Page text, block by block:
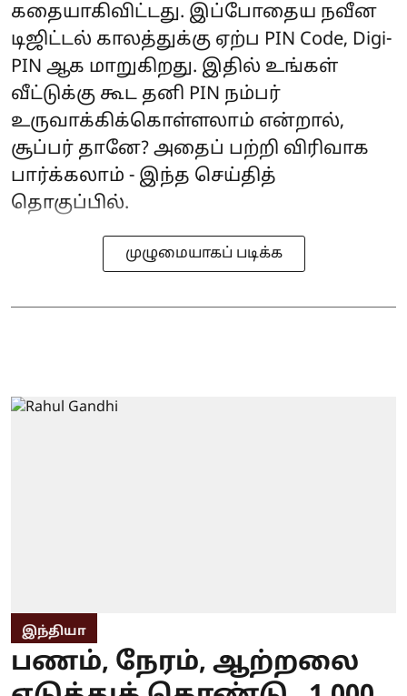
கதையாகிவிட்டது. இப்போதைய நவீன
டிஜிட்டல் காலத்துக்கு ஏற்ப PIN Code, Digi-
PIN ஆக மாறுகிறது. இதில் உங்கள்
வீட்டுக்கு கூட தனி PIN நம்பர்
உருவாக்கிக்கொள்ளலாம் என்றால்,
சூப்பர் தானே? அதைப் பற்றி விரிவாக
பார்க்கலாம் - இந்த செய்தித்
தொகுப்பில்.
முழுமையாகப் படிக்க
இந்தியா
பணம், நேரம், ஆற்றலை